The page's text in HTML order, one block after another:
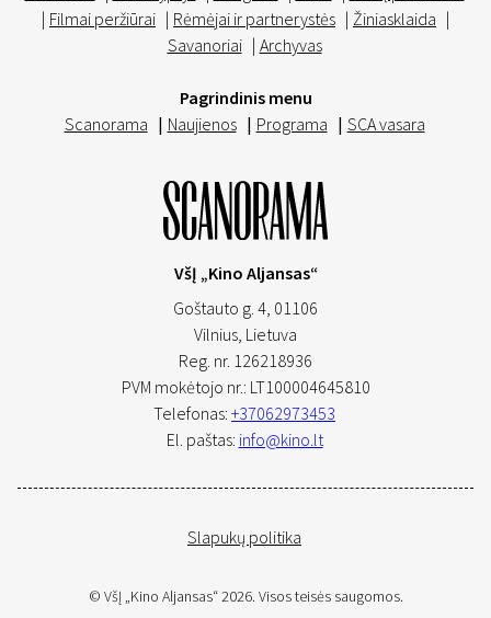
| Filmai peržiūrai | Rėmėjai ir partnerystės | Žiniasklaida |
Savanoriai | Archyvas
Pagrindinis menu
Scanorama | Naujienos | Programa | SCA vasara
VšĮ „Kino Aljansas“
Goštauto g. 4, 01106
Vilnius, Lietuva
Reg. nr. 126218936
PVM mokėtojo nr.: LT100004645810
Telefonas: +37062973453
El. paštas: info@kino.lt
Slapukų politika
© VšĮ „Kino Aljansas“ 2026. Visos teisės saugomos.